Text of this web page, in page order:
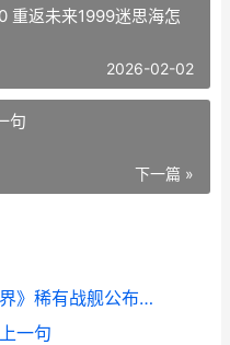
重返未来1999迷思海怎
2026-02-02
句
下一篇 »
强力战舰限定返场 《战舰世界》稀有战舰公布了开箱季 舰r 立体强袭
一句